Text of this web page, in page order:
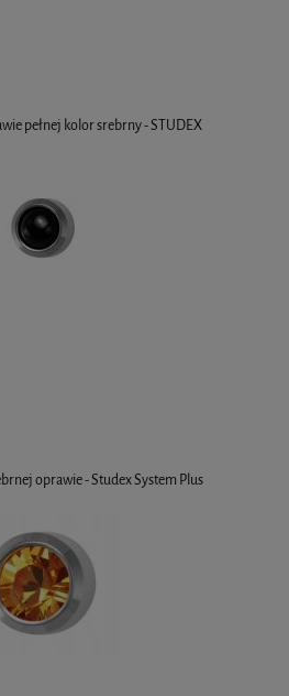
pełnej kolor srebrny - STUDEX
oprawie - Studex System Plus